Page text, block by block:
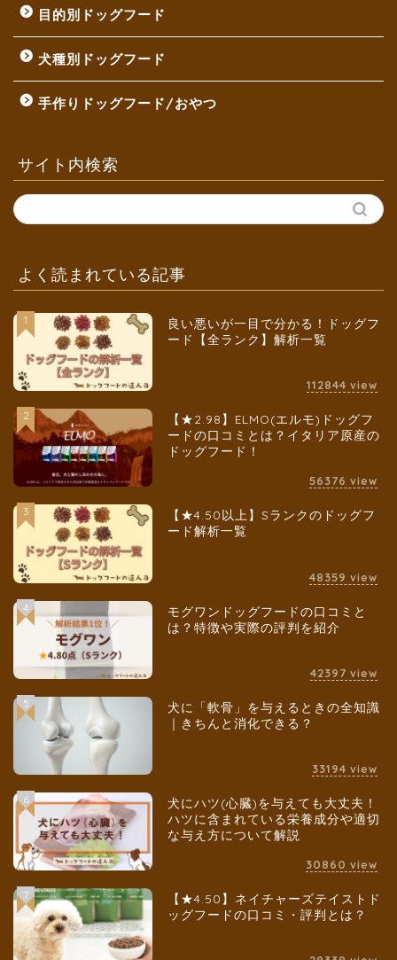
目的別ドッグフード
犬種別ドッグフード
手作りドッグフード/おやつ
サイト内検索
よく読まれている記事
1
良い悪いが一目で分かる！ドッグフ
ード【全ランク】解析一覧
112844 view
2
【★2.98】ELMO(エルモ)ドッグフ
ードの口コミとは？イタリア原産の
ドッグフード！
56376 view
3
【★4.50以上】Sランクのドッグフ
ード解析一覧
48359 view
4
モグワンドッグフードの口コミと
は？特徴や実際の評判を紹介
42397 view
5
犬に「軟骨」を与えるときの全知識
｜きちんと消化できる？
33194 view
6
犬にハツ(心臓)を与えても大丈夫！
ハツに含まれている栄養成分や適切
な与え方について解説
30860 view
7
【★4.50】ネイチャーズテイストド
ッグフードの口コミ・評判とは？